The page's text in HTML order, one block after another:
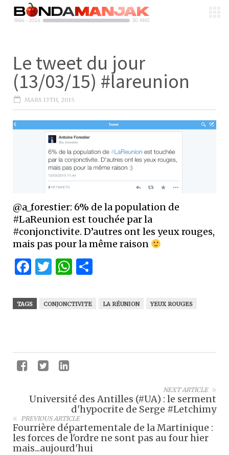
Le tweet du jour
(13/03/15) #lareunion
MARS 13TH, 2015
@a_forestier: 6% de la population de
#LaReunion est touchée par la
#conjonctivite. D’autres ont les yeux rouges,
mais pas pour la même raison
Facebook
Twitter
WhatsApp
TAGS CONJONCTIVITE LA RÉUNION YEUX ROUGES
NEXT ARTICLE
Université des Antilles (#UA) : le serment
d'hypocrite de Serge #Letchimy
PREVIOUS ARTICLE
Fourrière départementale de la Martinique :
les forces de l'ordre ne sont pas au four hier
mais...aujourd'hui